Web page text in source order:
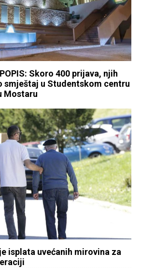
Skoro 400 prijava, njih
smještaj u Studentskom centru
Mostaru
isplata uvećanih mirovina za